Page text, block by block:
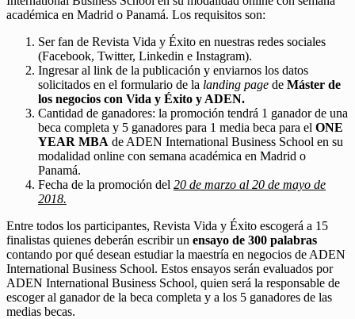
académica en Madrid o Panamá. Los requisitos son:
Ser fan de Revista Vida y Éxito en nuestras redes sociales
(Facebook, Twitter, Linkedin e Instagram).
Ingresar al link de la publicación y enviarnos los datos
solicitados en el formulario de la landing page de Máster de
los negocios con Vida y Éxito y ADEN.
Cantidad de ganadores: la promoción tendrá 1 ganador de una
beca completa y 5 ganadores para 1 media beca para el ONE
YEAR MBA de ADEN International Business School en su
modalidad online con semana académica en Madrid o
Panamá.
Fecha de la promoción del 20 de marzo al 20 de mayo de
2018.
Entre todos los participantes, Revista Vida y Éxito escogerá a 15
finalistas quienes deberán escribir un ensayo de 300 palabras
contando por qué desean estudiar la maestría en negocios de ADEN
International Business School. Estos ensayos serán evaluados por
ADEN International Business School, quien será la responsable de
escoger al ganador de la beca completa y a los 5 ganadores de las
medias becas.